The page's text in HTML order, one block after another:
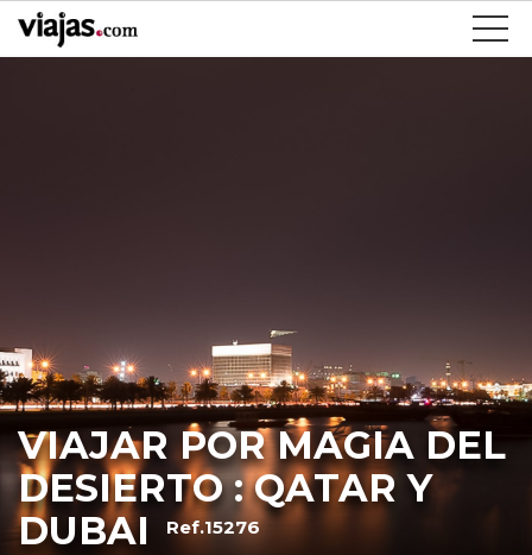
VIAJAR POR MAGIA DEL
DESIERTO : QATAR Y
DUBAI
Ref.15276